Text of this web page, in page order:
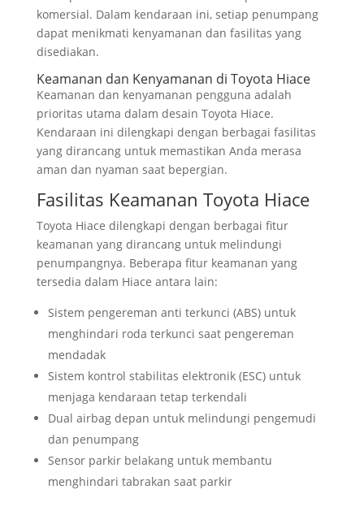
komersial. Dalam kendaraan ini, setiap penumpang
dapat menikmati kenyamanan dan fasilitas yang
disediakan.
Keamanan dan Kenyamanan di Toyota Hiace
Keamanan dan kenyamanan pengguna adalah
prioritas utama dalam desain Toyota Hiace.
Kendaraan ini dilengkapi dengan berbagai fasilitas
yang dirancang untuk memastikan Anda merasa
aman dan nyaman saat bepergian.
Fasilitas Keamanan Toyota Hiace
Toyota Hiace dilengkapi dengan berbagai fitur
keamanan yang dirancang untuk melindungi
penumpangnya. Beberapa fitur keamanan yang
tersedia dalam Hiace antara lain:
Sistem pengereman anti terkunci (ABS) untuk
menghindari roda terkunci saat pengereman
mendadak
Sistem kontrol stabilitas elektronik (ESC) untuk
menjaga kendaraan tetap terkendali
Dual airbag depan untuk melindungi pengemudi
dan penumpang
Sensor parkir belakang untuk membantu
menghindari tabrakan saat parkir